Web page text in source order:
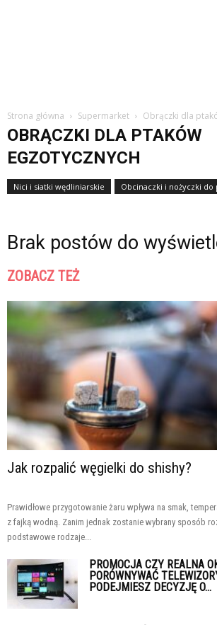
Strona główna Supermarket Obrączki dla
OBRĄCZKI DLA PTAKÓW
EGZOTYCZNYCH
Nici i siatki wędliniarskie Obcinaczki i nożyczki
Brak postów do
ZOBACZ TEŻ
Jak rozpalić węgielki do shishy?
Prawidłowe przygotowanie żaru wpływa na smak,
z fajką wodną. Zanim jednak zostanie wybrany sposób
podstawowe rodzaje...
PROMOCJA CZY REALNA
PORÓWNYWAĆ
PODEJMIESZ DECYZJĘ O...